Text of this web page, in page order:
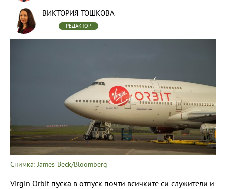
ВИКТОРИЯ ТОШКОВА
РЕДАКТОР
Снимка: James Beck/Bloomberg
Virgin Orbit пуска в отпуск почти всичките си служители и